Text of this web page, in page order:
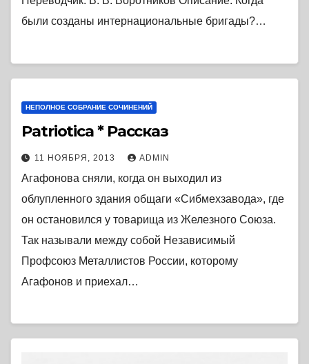
были созданы интернациональные бригады?…
НЕПОЛНОЕ СОБРАНИЕ СОЧИНЕНИЙ
Patriotica * Рассказ
11 НОЯБРЯ, 2013 ADMIN
Агафонова сняли, когда он выходил из
облупленного здания общаги «Сибмехзавода», где
он остановился у товарища из Железного Союза.
Так называли между собой Независимый
Профсоюз Металлистов России, которому
Агафонов и приехал…